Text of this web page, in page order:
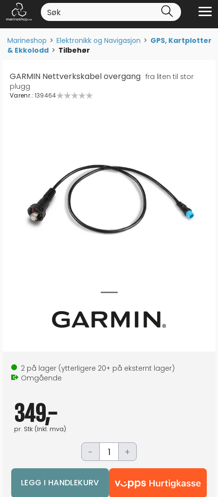
Marineshop>Elektronikk og Navigasjon>GPS, Kartplotter
& Ekkolodd>Tilbehør
GARMIN Nettverkskabel overgang fra liten til stor
plugg
Varenr.: 139464
2 på lager (ytterligere 20+ på eksternt lager)
Omgående
349,-
pr. Stk (Inkl. mva)
- +